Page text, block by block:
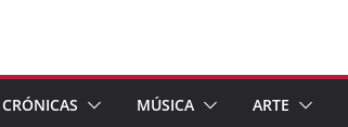
CRÓNICAS MÚSICA ARTE